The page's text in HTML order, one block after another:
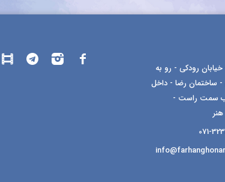
خیابان رودکی - رو به
ساختمان رضا - داخل
سمت راست -